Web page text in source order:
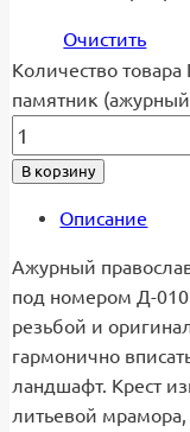
Очистить
Количество
памятник
В корзину
Описание
Ажурный
под номером Д-
резьбой и
гармонично
ландшафт. Крест
литьевой мрамора,